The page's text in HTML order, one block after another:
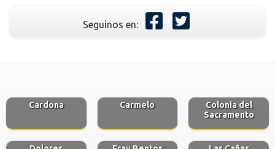
Seguinos en:
Cardona Carmelo
Colonia del
Sacramento